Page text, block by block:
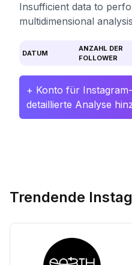
Insufficient data to
multidimensional
DATUM
ANZAHL DER
FOLLOWER
+ Konto für
detaillierte Analyse
Trendende